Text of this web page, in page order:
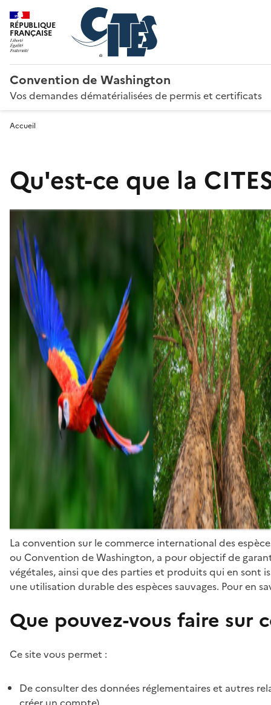
RÉPUBLIQUE
FRANÇAISE
Convention de Washington
Vos demandes dématérialisées de permis et certificats
Accueil
Qu'est-ce que la
La convention sur le commerce international des
ou Convention de Washington, a pour objectif de
végétales, ainsi que des parties et produits qui en sont
une utilisation durable des espèces sauvages. Pour en
Que pouvez-vous faire sur
Ce site vous permet :
De consulter des données réglementaires et autres